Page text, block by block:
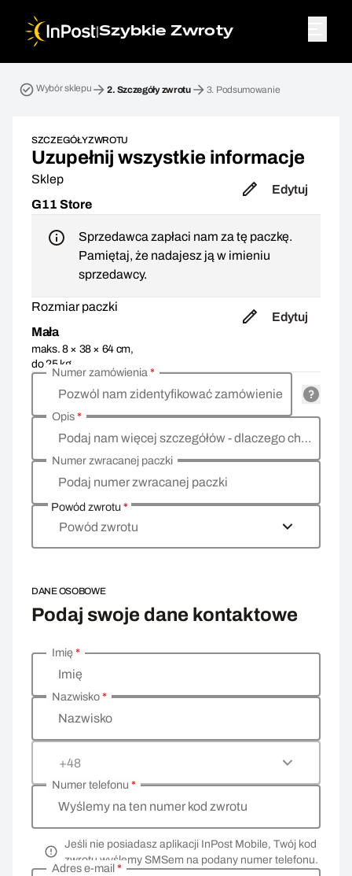
|Szybkie Zwroty
Wybór sklepu 2. Szczegóły zwrotu 3. Podsumowanie
SZCZEGÓŁY ZWROTU
Uzupełnij wszystkie informacje
Sklep
G11 Store
Edytuj
Sprzedawca zapłaci nam za tę paczkę.
Pamiętaj, że nadajesz ją w imieniu
sprzedawcy.
Rozmiar paczki
Mała
maks. 8 × 38 × 64 cm,
do 25 kg
Edytuj
Pozwól nam zidentyfikować zamówienie
Numer zamówienia*
Podaj nam więcej szczegółów - dlaczego chcesz zwrócić towar, co jest powodem?
Opis*
Podaj numer zwracanej paczki
Numer zwracanej paczki
Powód zwrotu*
Powód zwrotu
DANE OSOBOWE
Podaj swoje dane kontaktowe
Wprowadź swoje dane osobowe
Imię
Imię*
Nazwisko
Nazwisko*
+48
Wyślemy na ten numer kod zwrotu
Numer telefonu *
Jeśli nie posiadasz aplikacji InPost Mobile, Twój kod
zwrotu wyślemy SMSem na podany numer telefonu.
Adres e-mail *